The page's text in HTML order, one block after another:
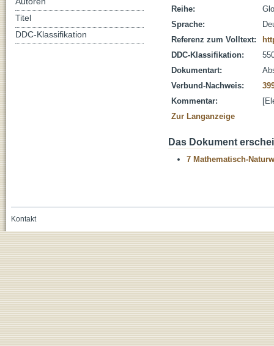
Reihe:
Sprache:
Referenz zum Volltext:
DDC-Klassifikation:
Dokumentart:
Verbund-Nachweis:
Kommentar:
Zur Langanzeige
Das Dokument
7 Mathematisch-
Titel
DDC-Klassifikation
Kontakt